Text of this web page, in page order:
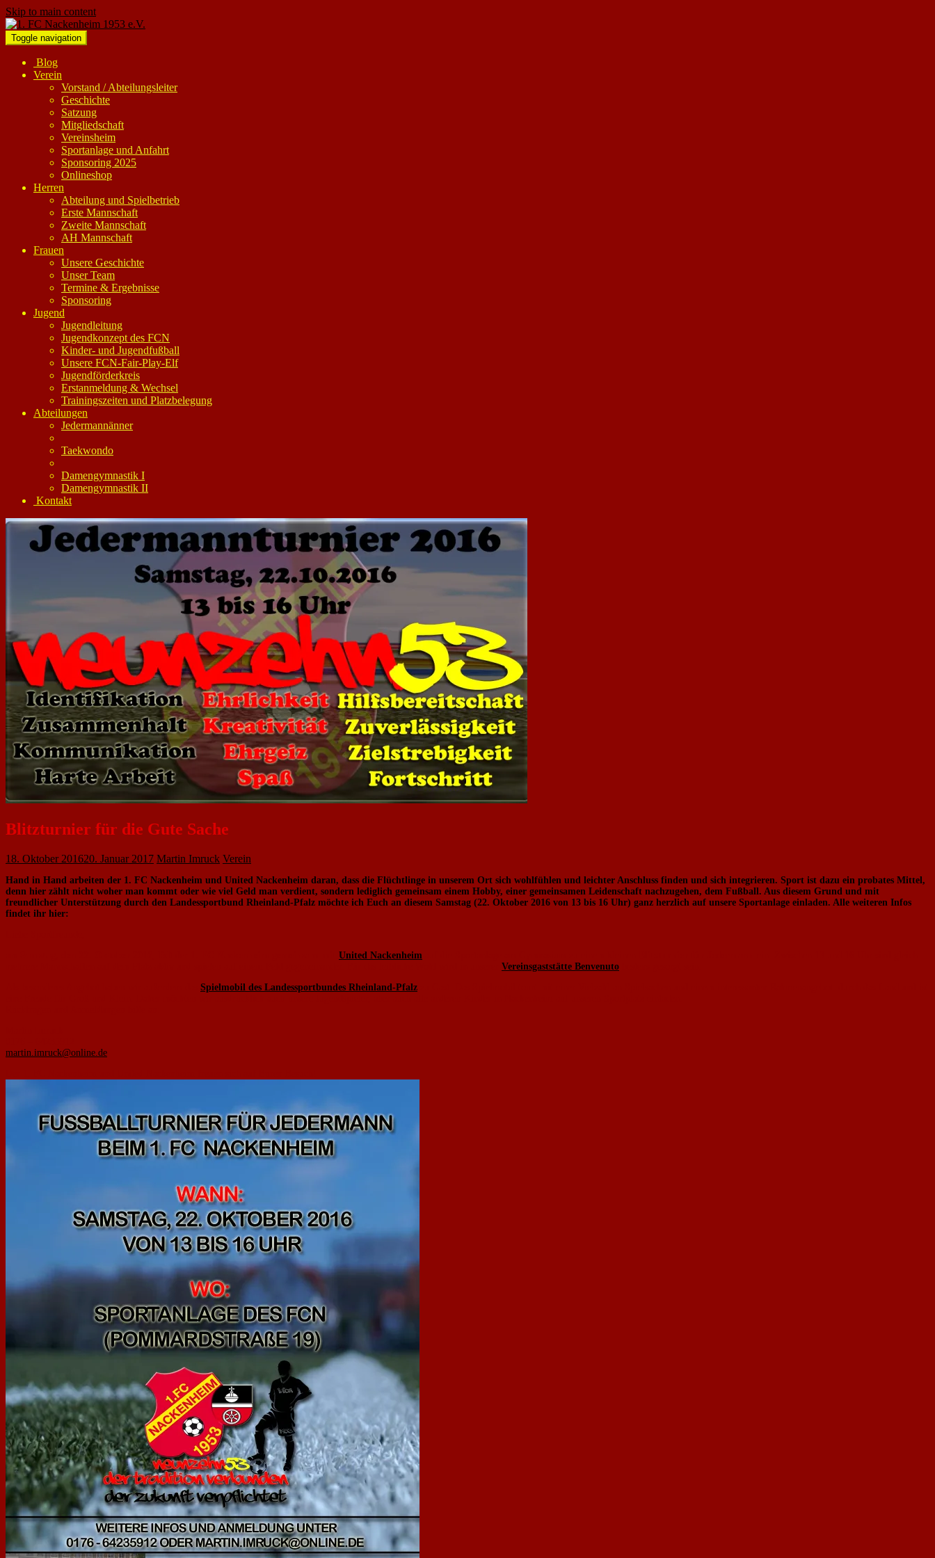
Skip to main content
Toggle navigation
Blog
Verein
Vorstand / Abteilungsleiter
Geschichte
Satzung
Mitgliedschaft
Vereinsheim
Sportanlage und Anfahrt
Sponsoring 2025
Onlineshop
Herren
Abteilung und Spielbetrieb
Erste Mannschaft
Zweite Mannschaft
AH Mannschaft
Frauen
Unsere Geschichte
Unser Team
Termine & Ergebnisse
Sponsoring
Jugend
Jugendleitung
Jugendkonzept des FCN
Kinder- und Jugendfußball
Unsere FCN-Fair-Play-Elf
Jugendförderkreis
Erstanmeldung & Wechsel
Trainingszeiten und Platzbelegung
Abteilungen
Jedermannänner
Taekwondo
Damengymnastik I
Damengymnastik II
Kontakt
Blitzturnier für die Gute Sache
18. Oktober 201620. Januar 2017 Martin Imruck Verein
Hand in Hand arbeiten der 1. FC Nackenheim und United Nackenheim daran, dass die Flüchtlinge in unserem Ort sich wohlfühlen und leichter Anschluss finden und sich integrieren. Sport ist dazu ein probates Mittel,
denn hier zählt nicht woher man kommt oder wie viel Geld man verdient, sondern lediglich gemeinsam einem Hobby, einer gemeinsamen Leidenschaft nachzugehen, dem Fußball. Aus diesem Grund und mit
freundlicher Unterstützung durch den Landessportbund Rheinland-Pfalz möchte ich Euch an diesem Samstag (22. Oktober 2016 von 13 bis 16 Uhr) ganz herzlich auf unsere Sportanlage einladen. Alle weiteren Infos
findet ihr hier:
United Nackenheim
Vereinsgaststätte Benvenuto
Spielmobil des Landessportbundes Rheinland-Pfalz
martin.imruck@online.de